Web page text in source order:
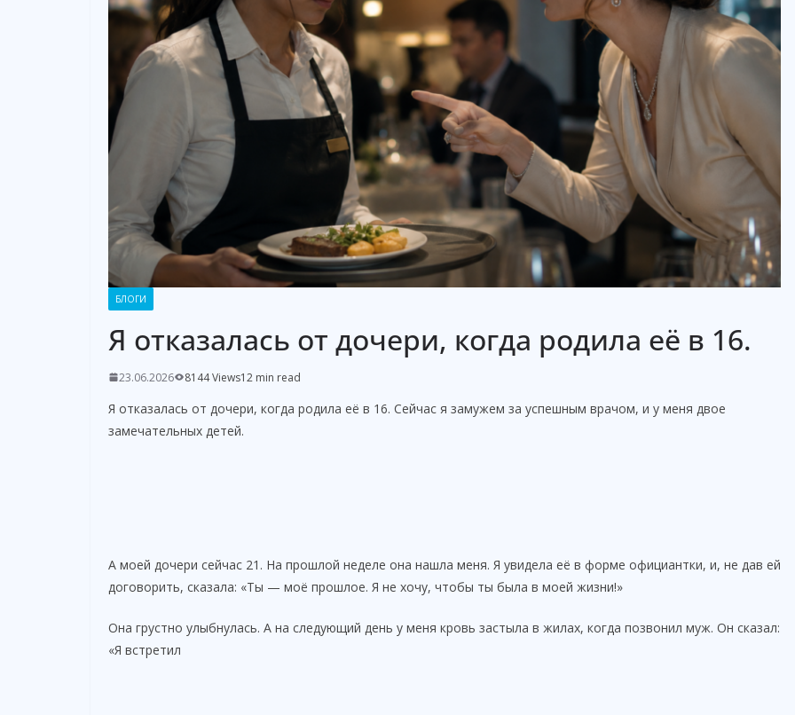
БЛОГИ
Я отказалась от дочери, когда родила её в 16.
23.06.2026 8144 Views12 min read
Я отказалась от дочери, когда родила её в 16. Сейчас я замужем за успешным врачом, и у меня двое
замечательных детей.
А моей дочери сейчас 21. На прошлой неделе она нашла меня. Я увидела её в форме официантки, и, не дав ей
договорить, сказала: «Ты — моё прошлое. Я не хочу, чтобы ты была в моей жизни!»
Она грустно улыбнулась. А на следующий день у меня кровь застыла в жилах, когда позвонил муж. Он сказал:
«Я встретил